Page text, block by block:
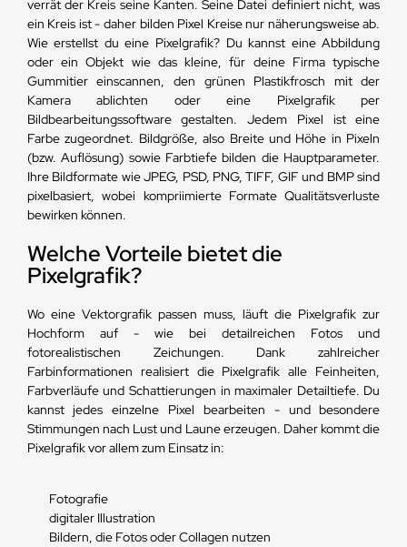
verrät der Kreis seine Kanten. Seine Datei definiert nicht, was
ein Kreis ist - daher bilden Pixel Kreise nur näherungsweise ab.
Wie erstellst du eine Pixelgrafik? Du kannst eine Abbildung
oder ein Objekt wie das kleine, für deine Firma typische
Gummitier einscannen, den grünen Plastikfrosch mit der
Kamera ablichten oder eine Pixelgrafik per
Bildbearbeitungssoftware gestalten. Jedem Pixel ist eine
Farbe zugeordnet. Bildgröße, also Breite und Höhe in Pixeln
(bzw. Auflösung) sowie Farbtiefe bilden die Hauptparameter.
Ihre Bildformate wie JPEG, PSD, PNG, TIFF, GIF und BMP sind
pixelbasiert, wobei kompriimierte Formate Qualitätsverluste
bewirken können.
Welche Vorteile bietet die
Pixelgrafik?
Wo eine Vektorgrafik passen muss, läuft die Pixelgrafik zur
Hochform auf - wie bei detailreichen Fotos und
fotorealistischen Zeichungen. Dank zahlreicher
Farbinformationen realisiert die Pixelgrafik alle Feinheiten,
Farbverläufe und Schattierungen in maximaler Detailtiefe. Du
kannst jedes einzelne Pixel bearbeiten - und besondere
Stimmungen nach Lust und Laune erzeugen. Daher kommt die
Pixelgrafik vor allem zum Einsatz in:
Fotografie
digitaler Illustration
Bildern, die Fotos oder Collagen nutzen